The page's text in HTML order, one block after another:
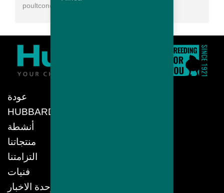
poultcon@bdmail.net
عودة
HUBBARD
أنشطة
منتجاتنا
التزامتنا
فنيات
وحدة الاخبار